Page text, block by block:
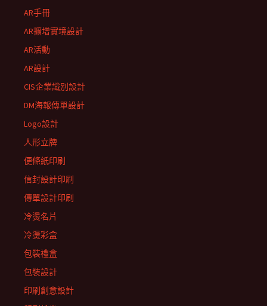
AR手冊
AR擴增實境設計
AR活動
AR設計
CIS企業識別設計
DM海報傳單設計
Logo設計
人形立牌
便條紙印刷
信封設計印刷
傳單設計印刷
冷燙名片
冷燙彩盒
包裝禮盒
包裝設計
印刷創意設計